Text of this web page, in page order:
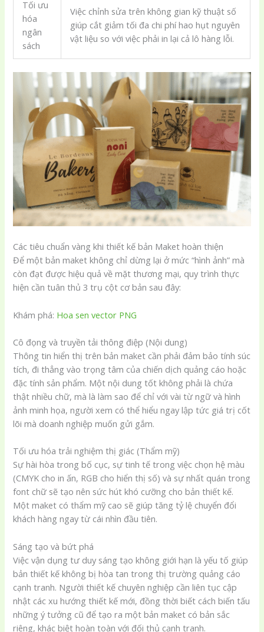
Tối ưu
hóa
ngân
sách
Việc chỉnh sửa trên không gian kỹ thuật số
giúp cắt giảm tối đa chi phí hao hụt nguyên
vật liệu so với việc phải in lại cả lô hàng lỗi.
Các tiêu chuẩn vàng khi thiết kế bản Maket hoàn thiện
Để một bản maket không chỉ dừng lại ở mức “hình ảnh” mà
còn đạt được hiệu quả về mặt thương mại, quy trình thực
hiện cần tuân thủ 3 trụ cột cơ bản sau đây:
Khám phá: Hoa sen vector PNG
Cô đọng và truyền tải thông điệp (Nội dung)
Thông tin hiển thị trên bản maket cần phải đảm bảo tính súc
tích, đi thẳng vào trọng tâm của chiến dịch quảng cáo hoặc
đặc tính sản phẩm. Một nội dung tốt không phải là chứa
thật nhiều chữ, mà là làm sao để chỉ với vài từ ngữ và hình
ảnh minh họa, người xem có thể hiểu ngay lập tức giá trị cốt
lõi mà doanh nghiệp muốn gửi gắm.
Tối ưu hóa trải nghiệm thị giác (Thẩm mỹ)
Sự hài hòa trong bố cục, sự tinh tế trong việc chọn hệ màu
(CMYK cho in ấn, RGB cho hiển thị số) và sự nhất quán trong
font chữ sẽ tạo nên sức hút khó cưỡng cho bản thiết kế.
Một maket có thẩm mỹ cao sẽ giúp tăng tỷ lệ chuyển đổi
khách hàng ngay từ cái nhìn đầu tiên.
Sáng tạo và bứt phá
Việc vận dụng tư duy sáng tạo không giới hạn là yếu tố giúp
bản thiết kế không bị hòa tan trong thị trường quảng cáo
cạnh tranh. Người thiết kế chuyên nghiệp cần liên tục cập
nhật các xu hướng thiết kế mới, đồng thời biết cách biến tấu
những ý tưởng cũ để tạo ra một bản maket có bản sắc
riêng, khác biệt hoàn toàn với đối thủ cạnh tranh.